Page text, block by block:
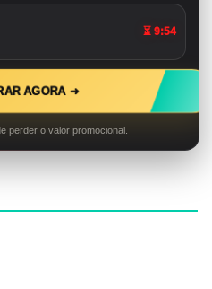
⏳ 9:53
AGORA ➜
perder o valor promocional.